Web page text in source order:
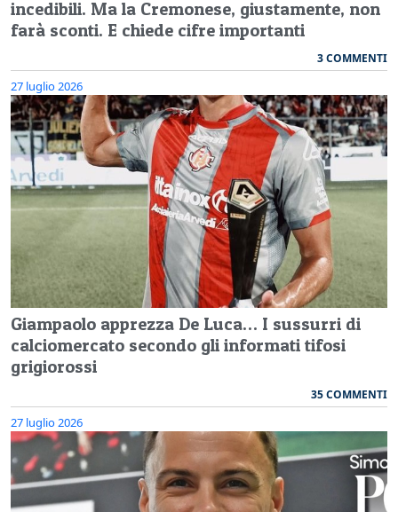
incedibili. Ma la Cremonese, giustamente, non
farà sconti. E chiede cifre importanti
3 COMMENTI
27 luglio 2026
Giampaolo apprezza De Luca… I sussurri di
calciomercato secondo gli informati tifosi
grigiorossi
35 COMMENTI
27 luglio 2026